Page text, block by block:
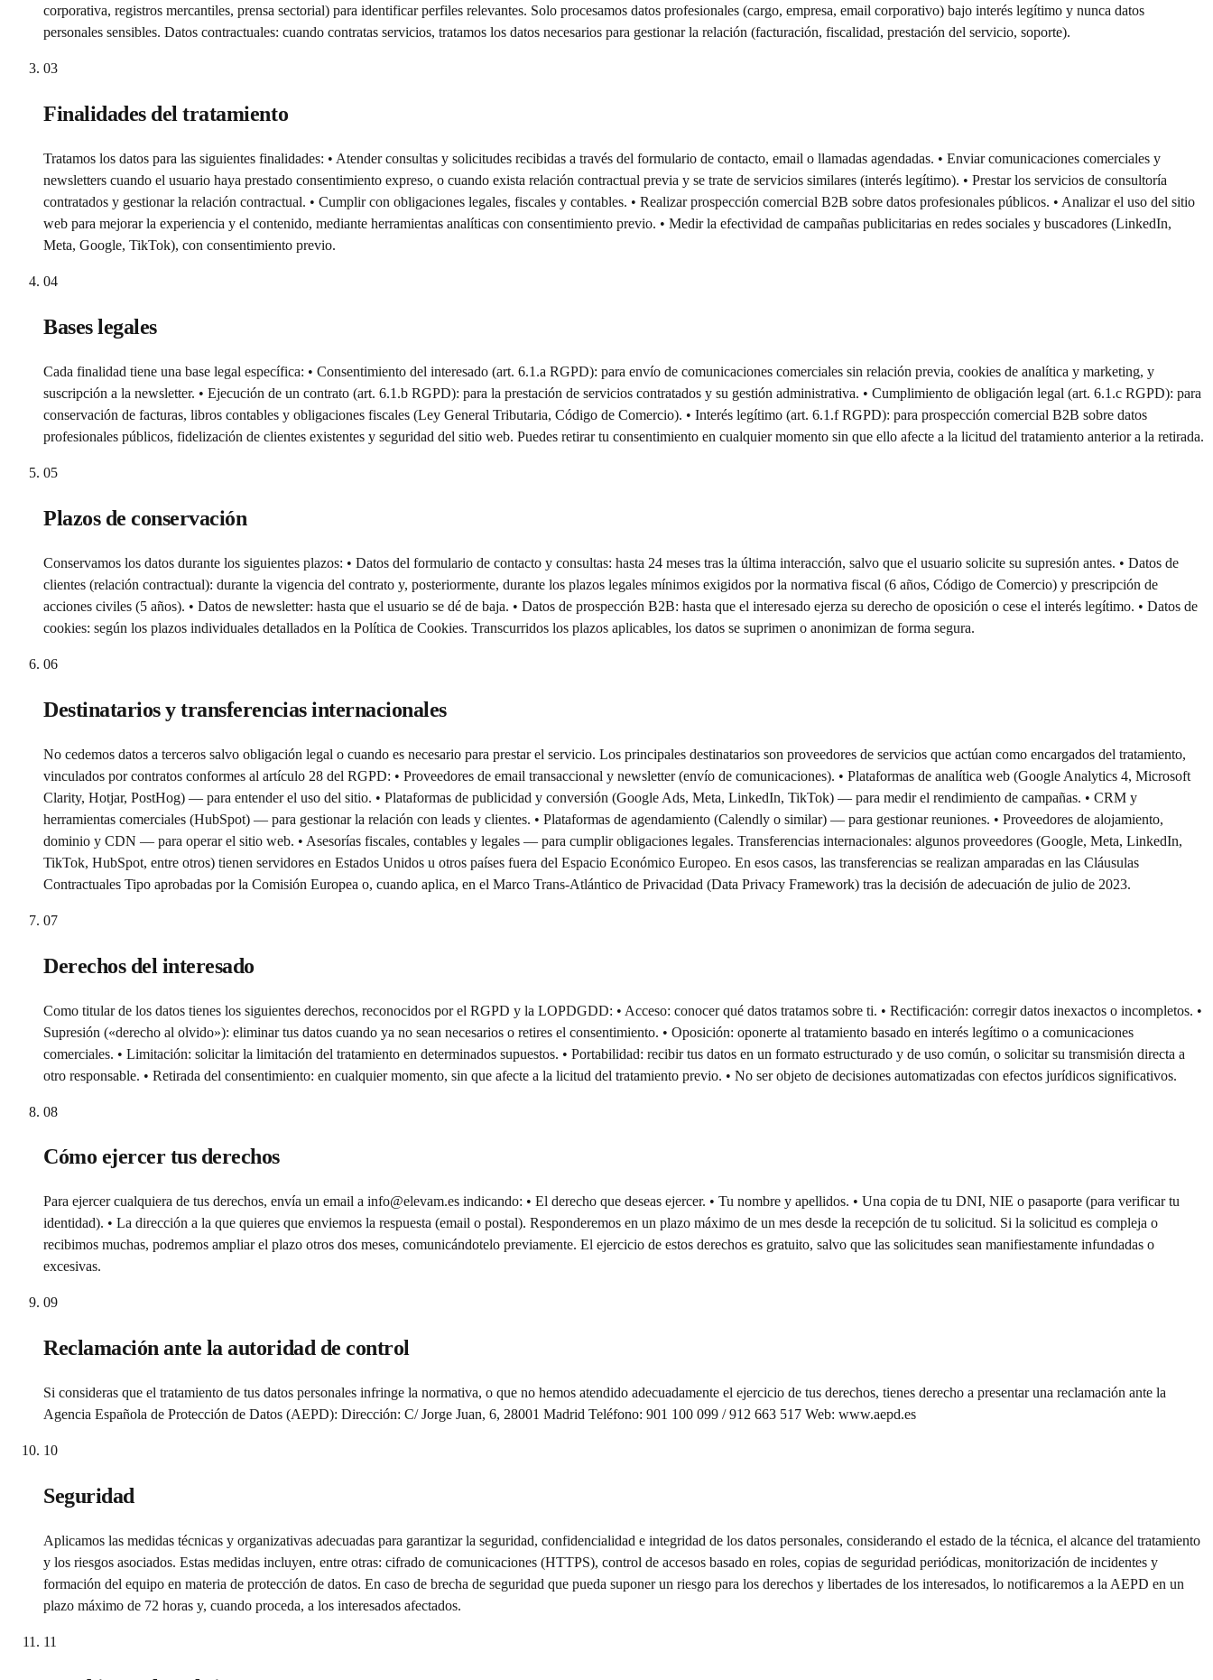
corporativa, registros mercantiles, prensa sectorial) para identificar perfiles relevantes. Solo procesamos datos profesionales (cargo, empresa, email corporativo) bajo interés legítimo y nunca datos
personales sensibles. Datos contractuales: cuando contratas servicios, tratamos los datos necesarios para gestionar la relación (facturación, fiscalidad, prestación del servicio, soporte).
03
Finalidades del tratamiento
Tratamos los datos para las siguientes finalidades: • Atender consultas y solicitudes recibidas a través del formulario de contacto, email o llamadas agendadas. • Enviar comunicaciones comerciales y
newsletters cuando el usuario haya prestado consentimiento expreso, o cuando exista relación contractual previa y se trate de servicios similares (interés legítimo). • Prestar los servicios de consultoría
contratados y gestionar la relación contractual. • Cumplir con obligaciones legales, fiscales y contables. • Realizar prospección comercial B2B sobre datos profesionales públicos. • Analizar el uso del sitio
web para mejorar la experiencia y el contenido, mediante herramientas analíticas con consentimiento previo. • Medir la efectividad de campañas publicitarias en redes sociales y buscadores (LinkedIn,
Meta, Google, TikTok), con consentimiento previo.
04
Bases legales
Cada finalidad tiene una base legal específica: • Consentimiento del interesado (art. 6.1.a RGPD): para envío de comunicaciones comerciales sin relación previa, cookies de analítica y marketing, y
suscripción a la newsletter. • Ejecución de un contrato (art. 6.1.b RGPD): para la prestación de servicios contratados y su gestión administrativa. • Cumplimiento de obligación legal (art. 6.1.c RGPD): para
conservación de facturas, libros contables y obligaciones fiscales (Ley General Tributaria, Código de Comercio). • Interés legítimo (art. 6.1.f RGPD): para prospección comercial B2B sobre datos
profesionales públicos, fidelización de clientes existentes y seguridad del sitio web. Puedes retirar tu consentimiento en cualquier momento sin que ello afecte a la licitud del tratamiento anterior a la retirada.
05
Plazos de conservación
Conservamos los datos durante los siguientes plazos: • Datos del formulario de contacto y consultas: hasta 24 meses tras la última interacción, salvo que el usuario solicite su supresión antes. • Datos de
clientes (relación contractual): durante la vigencia del contrato y, posteriormente, durante los plazos legales mínimos exigidos por la normativa fiscal (6 años, Código de Comercio) y prescripción de
acciones civiles (5 años). • Datos de newsletter: hasta que el usuario se dé de baja. • Datos de prospección B2B: hasta que el interesado ejerza su derecho de oposición o cese el interés legítimo. • Datos de
cookies: según los plazos individuales detallados en la Política de Cookies. Transcurridos los plazos aplicables, los datos se suprimen o anonimizan de forma segura.
06
Destinatarios y transferencias internacionales
No cedemos datos a terceros salvo obligación legal o cuando es necesario para prestar el servicio. Los principales destinatarios son proveedores de servicios que actúan como encargados del tratamiento,
vinculados por contratos conformes al artículo 28 del RGPD: • Proveedores de email transaccional y newsletter (envío de comunicaciones). • Plataformas de analítica web (Google Analytics 4, Microsoft
Clarity, Hotjar, PostHog) — para entender el uso del sitio. • Plataformas de publicidad y conversión (Google Ads, Meta, LinkedIn, TikTok) — para medir el rendimiento de campañas. • CRM y
herramientas comerciales (HubSpot) — para gestionar la relación con leads y clientes. • Plataformas de agendamiento (Calendly o similar) — para gestionar reuniones. • Proveedores de alojamiento,
dominio y CDN — para operar el sitio web. • Asesorías fiscales, contables y legales — para cumplir obligaciones legales. Transferencias internacionales: algunos proveedores (Google, Meta, LinkedIn,
TikTok, HubSpot, entre otros) tienen servidores en Estados Unidos u otros países fuera del Espacio Económico Europeo. En esos casos, las transferencias se realizan amparadas en las Cláusulas
Contractuales Tipo aprobadas por la Comisión Europea o, cuando aplica, en el Marco Trans-Atlántico de Privacidad (Data Privacy Framework) tras la decisión de adecuación de julio de 2023.
07
Derechos del interesado
Como titular de los datos tienes los siguientes derechos, reconocidos por el RGPD y la LOPDGDD: • Acceso: conocer qué datos tratamos sobre ti. • Rectificación: corregir datos inexactos o incompletos. •
Supresión («derecho al olvido»): eliminar tus datos cuando ya no sean necesarios o retires el consentimiento. • Oposición: oponerte al tratamiento basado en interés legítimo o a comunicaciones
comerciales. • Limitación: solicitar la limitación del tratamiento en determinados supuestos. • Portabilidad: recibir tus datos en un formato estructurado y de uso común, o solicitar su transmisión directa a
otro responsable. • Retirada del consentimiento: en cualquier momento, sin que afecte a la licitud del tratamiento previo. • No ser objeto de decisiones automatizadas con efectos jurídicos significativos.
08
Cómo ejercer tus derechos
Para ejercer cualquiera de tus derechos, envía un email a info@elevam.es indicando: • El derecho que deseas ejercer. • Tu nombre y apellidos. • Una copia de tu DNI, NIE o pasaporte (para verificar tu
identidad). • La dirección a la que quieres que enviemos la respuesta (email o postal). Responderemos en un plazo máximo de un mes desde la recepción de tu solicitud. Si la solicitud es compleja o
recibimos muchas, podremos ampliar el plazo otros dos meses, comunicándotelo previamente. El ejercicio de estos derechos es gratuito, salvo que las solicitudes sean manifiestamente infundadas o
excesivas.
09
Reclamación ante la autoridad de control
Si consideras que el tratamiento de tus datos personales infringe la normativa, o que no hemos atendido adecuadamente el ejercicio de tus derechos, tienes derecho a presentar una reclamación ante la
Agencia Española de Protección de Datos (AEPD): Dirección: C/ Jorge Juan, 6, 28001 Madrid Teléfono: 901 100 099 / 912 663 517 Web: www.aepd.es
10
Seguridad
Aplicamos las medidas técnicas y organizativas adecuadas para garantizar la seguridad, confidencialidad e integridad de los datos personales, considerando el estado de la técnica, el alcance del tratamiento
y los riesgos asociados. Estas medidas incluyen, entre otras: cifrado de comunicaciones (HTTPS), control de accesos basado en roles, copias de seguridad periódicas, monitorización de incidentes y
formación del equipo en materia de protección de datos. En caso de brecha de seguridad que pueda suponer un riesgo para los derechos y libertades de los interesados, lo notificaremos a la AEPD en un
plazo máximo de 72 horas y, cuando proceda, a los interesados afectados.
11